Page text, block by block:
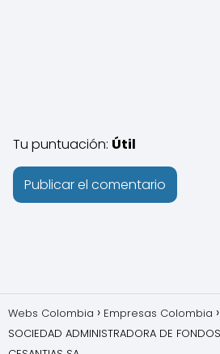
Tu puntuación: Útil
Webs Colombia Empresas Colombia
SOCIEDAD ADMINISTRADORA DE